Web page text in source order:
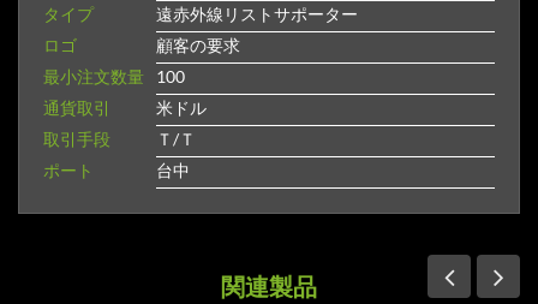
タイプ
遠赤外線リストサポーター
ロゴ
顧客の要求
最小注文数量
100
通貨取引
米ドル
取引手段
Ｔ/Ｔ
ポート
台中
関連製品